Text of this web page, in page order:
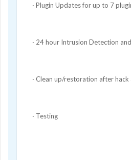
· Plugin Updates for up to 7
· 24 hour Intrusion Detection
· Clean up/restoration after
· Testing